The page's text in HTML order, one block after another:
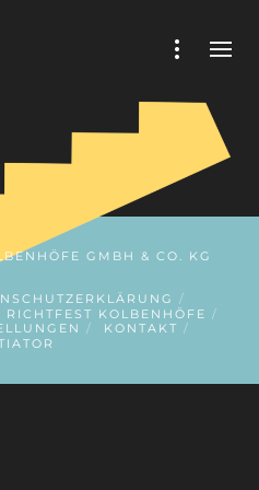
GMBH & CO. KG
KOLBENHÖFE
KONTAKT